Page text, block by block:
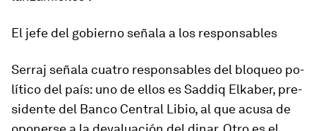
El jefe del go­bierno señala a los res­pon­sa­bles
Serraj señala cuatro res­pon­sa­bles del blo­queo po­
lí­tico del país: uno de ellos es Saddiq Elkaber, pre­
si­dente del Banco Central Libio, al que acusa de